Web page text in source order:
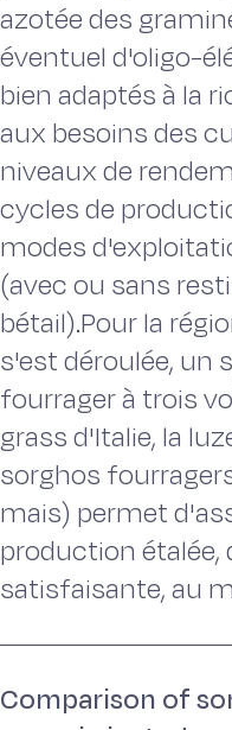
azotée des
éventuel d'oligo-
bien adaptés à la
aux besoins des
niveaux de
cycles de
modes
(avec ou sans
bétail).Pour la
s'est déroulée, un
fourrager à trois
grass d'Italie, la
sorghos
mais) permet
production étalée,
satisfaisante, au
Comparison of